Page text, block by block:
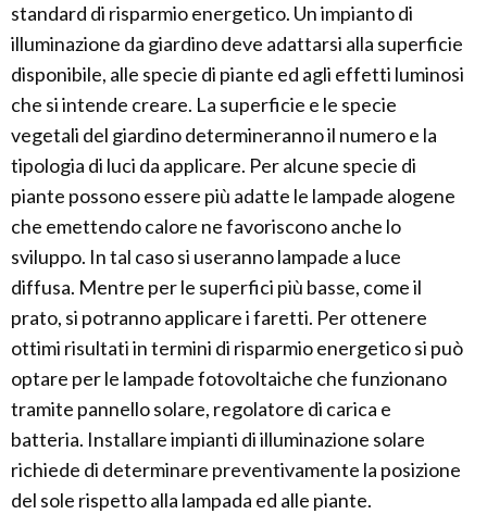
standard di risparmio energetico. Un impianto di
illuminazione da giardino deve adattarsi alla superficie
disponibile, alle specie di piante ed agli effetti luminosi
che si intende creare. La superficie e le specie
vegetali del giardino determineranno il numero e la
tipologia di luci da applicare. Per alcune specie di
piante possono essere più adatte le lampade alogene
che emettendo calore ne favoriscono anche lo
sviluppo. In tal caso si useranno lampade a luce
diffusa. Mentre per le superfici più basse, come il
prato, si potranno applicare i faretti. Per ottenere
ottimi risultati in termini di risparmio energetico si può
optare per le lampade fotovoltaiche che funzionano
tramite pannello solare, regolatore di carica e
batteria. Installare impianti di illuminazione solare
richiede di determinare preventivamente la posizione
del sole rispetto alla lampada ed alle piante.